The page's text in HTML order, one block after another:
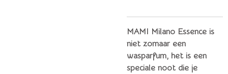
MAMI Milano Essence is
niet zomaar een
wasparfum, het is een
speciale noot die je